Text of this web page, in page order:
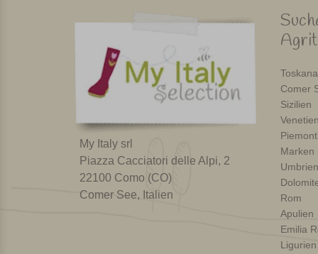
My Italy srl
Piazza Cacciatori delle Alpi, 2
22100 Como (CO)
Comer See, Italien
Toskana
Comer
Sizilien
Venetien
Piemont
Marken
Umbrien
Rom
Apulien
Emilia
Ligurien